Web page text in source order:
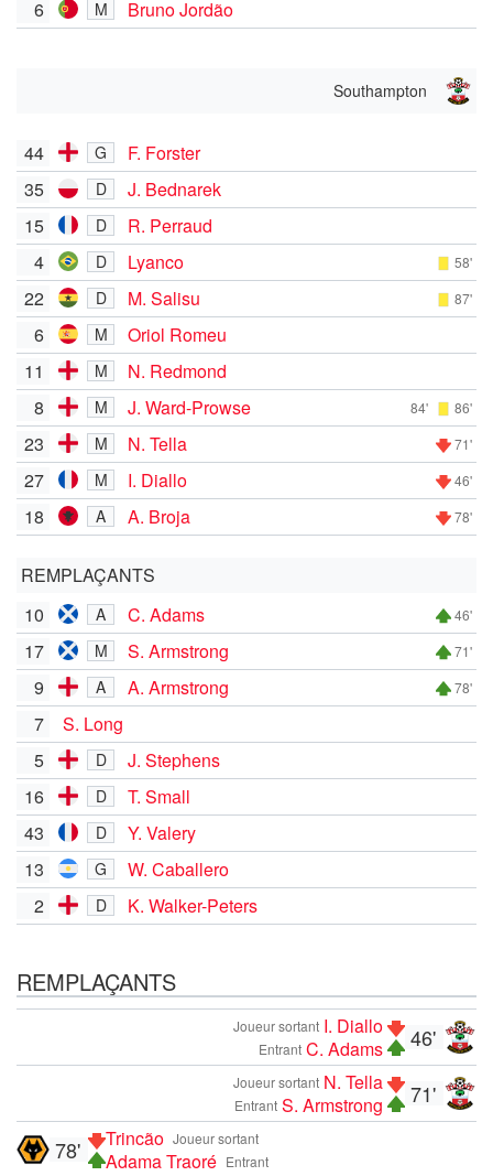
6 M Bruno Jordão
Southampton
44 G
F. Forster
35
D
J. Bednarek
15
D
R. Perraud
4
D Lyanco 58'
22 D M. Salisu 87'
6 M
Oriol Romeu
11
M
N. Redmond
8
M J. Ward-Prowse 84' 86'
23 M N. Tella 71'
27 M I. Diallo 46'
18 A A. Broja 78'
REMPLAÇANTS
10
A C. Adams 46'
17 M S. Armstrong 71'
9 A A. Armstrong 78'
7
S. Long
5
D
J. Stephens
16
D
T. Small
43
D
Y. Valery
13
G
W. Caballero
2
D K. Walker-Peters
REMPLAÇANTS
46'
Joueur sortant I. Diallo
Entrant C. Adams
71'
Joueur sortant N. Tella
Entrant S. Armstrong
Joueur sortant
Trincão
Entrant
Adama Traoré
78'